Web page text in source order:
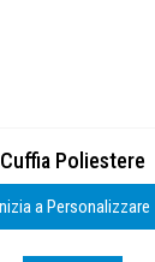
BS600 – 5139960
Personalizza